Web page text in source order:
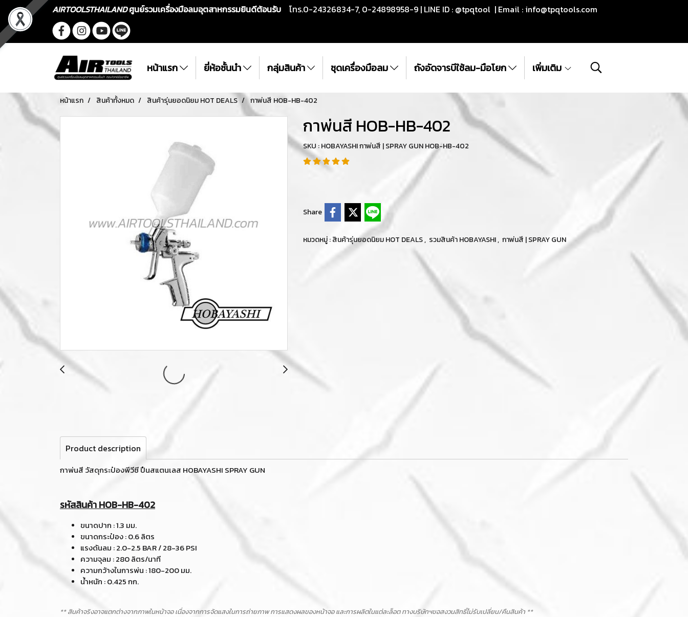
AIRTOOLSTHAILANDศูนย์รวมเครื่องมือลมอุตสาหกรรมยินดีต้อนรับ โทร.0-24326834-7, 0-24898958-9 | LINE ID : @tpqtool | Email : info@tpqtools.com
หน้าแรก ยี่ห้อชั้นนำ กลุ่มสินค้า ชุดเครื่องมือลม ถังอัดจารบีใช้ลม-มือโยก เพิ่มเติม
หน้าแรก สินค้าทั้งหมด สินค้ารุ่นยอดนิยม HOT DEALS กาพ่นสี HOB-HB-402
กาพ่นสี HOB-HB-402
SKU : HOBAYASHI กาพ่นสี | SPRAY GUN HOB-HB-402
Share
หมวดหมู่ :สินค้ารุ่นยอดนิยม HOT DEALS, รวมสินค้า HOBAYASHI, กาพ่นสี | SPRAY GUN
Product description
กาพ่นสี วัสดุกระป๋องพีวีซี ปืนสแตนเลส HOBAYASHI SPRAY GUN
รหัสสินค้า HOB-HB-402
ขนาดปาก : 1.3 มม.
ขนาดกระป๋อง : 0.6 ลิตร
แรงดันลม : 2.0-2.5 BAR / 28-36 PSI
ความจุลม : 280 ลิตร/นาที
ความกว้างในการพ่น : 180-200 มม.
น้ำหนัก : 0.425 กก.
** สินค้าจริงอาจแตกต่างจากภาพในหน้าจอ เนื่องจากการจัดแสงในการถ่ายภาพ การแสดงผลของหน้าจอ และการผลิตในแต่ละล็อต ทางบริษัทฯขอสงวนสิทธิ์ไม่รับเปลี่ยน/คืนสินค้า **